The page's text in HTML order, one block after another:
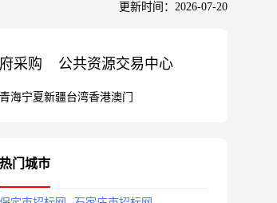
更新时间：2026-07-20
采购 公共资源交易中心
青海宁夏新疆台湾香港澳门
热门城市